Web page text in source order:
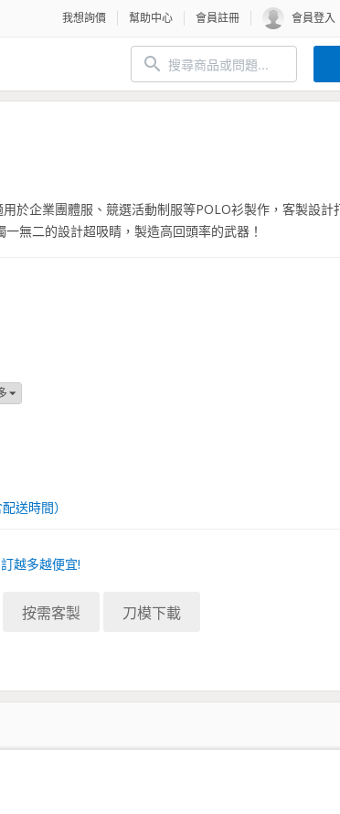
我想詢價 幫助中心 會員註冊 會員登入
於企業團體服、競選活動制服等POLO衫製作，客製設計
無二的設計超吸睛，製造高回頭率的武器！
送時間）
越多越便宜!
按需客製 刀模下載